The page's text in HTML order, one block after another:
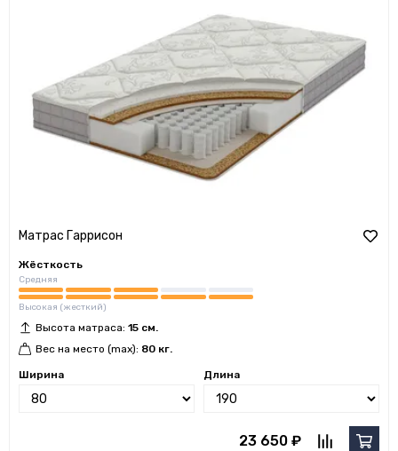
Матрас Гаррисон
Жёсткость
Средняя
Высокая (жесткий)
Высота матраса: 15 см.
Вес на место (max): 80 кг.
Ширина Длина
23 650 ₽